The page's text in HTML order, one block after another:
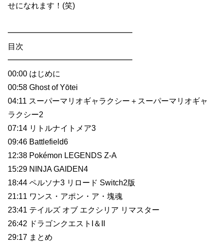
せになれます！(笑)
━━━━━━━━━━━━━━━━
目次
━━━━━━━━━━━━━━━━
00:00 はじめに
00:58 Ghost of Yōtei
04:11 スーパーマリオギャラクシー＋スーパーマリオギャ
ラクシー2
07:14 リトルナイトメア3
09:46 Battlefield6
12:38 Pokémon LEGENDS Z-A
15:29 NINJA GAIDEN4
18:44 ペルソナ3 リロード Switch2版
21:11 ワンス・アポン・ア・塊魂
23:41 テイルズ オブ エクシリア リマスター
26:42 ドラゴンクエストI＆II
29:17 まとめ